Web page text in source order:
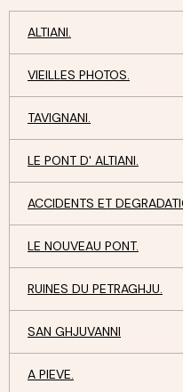
ALTIANI.
VIEILLES PHOTOS.
TAVIGNANI.
LE PONT D' ALTIANI.
ACCIDENTS ET
LE NOUVEAU PONT.
RUINES DU PETRAGHJU.
SAN GHJUVANNI
A PIEVE.